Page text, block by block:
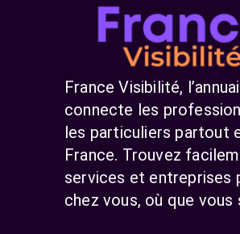
France Visibilité,
connecte les
les particuliers partout
France. Trouvez
services et entreprises
chez vous, où que vous